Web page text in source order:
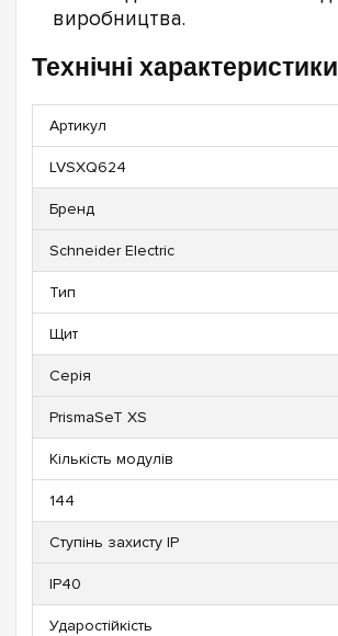
виробництва.
Технічні характеристики
Артикул
LVSXQ624
Бренд
Schneider Electric
Тип
Щит
Серія
PrismaSeT XS
Кількість модулів
144
Ступінь захисту IP
IP40
Ударостійкість